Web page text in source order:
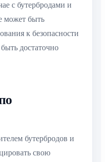
с бутербродами и
может быть
к безопасности
достаточно
бутербродов и
свою